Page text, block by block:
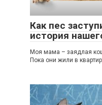
Как пес
история
Моя мама – заядлая
Пока они жили в